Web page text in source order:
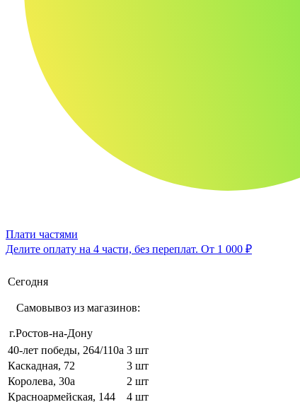
Плати частями
Делите оплату на 4 части, без переплат. От 1 000 ₽
Сегодня
Самовывоз из магазинов:
г.Ростов-на-Дону
40-лет победы, 264/110а 3 шт
Каскадная, 72
3 шт
Королева, 30а
2 шт
Красноармейская, 144
4 шт